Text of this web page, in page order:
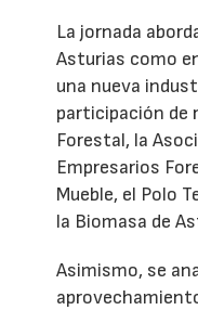
La jornada
Asturias como
una nueva
participación de
Forestal, la
Empresarios
Mueble, el Polo
la Biomasa de
Asimismo, se